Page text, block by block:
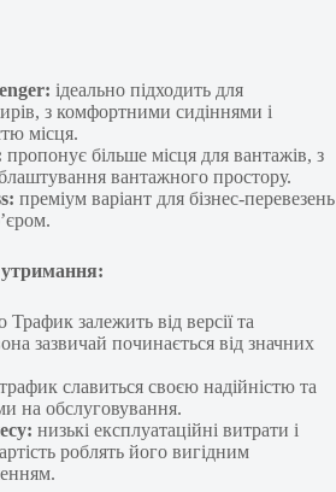
ідеально підходить для
з комфортними сидіннями і
місця.
пропонує більше місця для вантажів, з
вантажного простору.
преміум варіант для бізнес-перевезень
утримання:
Трафик залежить від версії та
зазвичай починається від значних
трафик славиться своєю надійністю та
на обслуговування.
низькі експлуатаційні витрати і
роблять його вигідним